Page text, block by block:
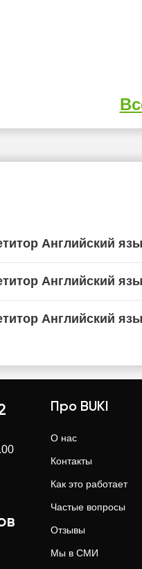
Английский
Английский
Английский
Про BUKI
О нас
Контакты
Как это работает
Частые вопросы
Отзывы
Мы в СМИ